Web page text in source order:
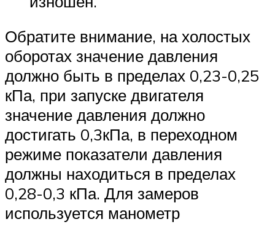
Обратите внимание, на холостых
оборотах значение давления
должно быть в пределах 0,23-0,25
кПа, при запуске двигателя
значение давления должно
достигать 0,3кПа, в переходном
режиме показатели давления
должны находиться в пределах
0,28-0,3 кПа. Для замеров
используется манометр